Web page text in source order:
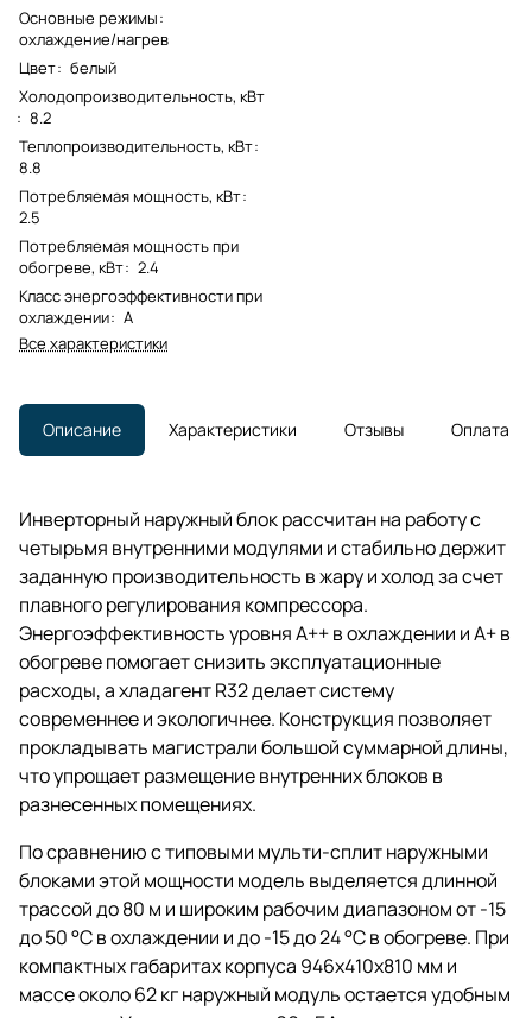
Основные режимы:
охлаждение/нагрев
Цвет: белый
Холодопроизводительность, кВт
: 8.2
Теплопроизводительность, кВт:
8.8
Потребляемая мощность, кВт:
2.5
Потребляемая мощность при
обогреве, кВт: 2.4
Класс энергоэффективности при
охлаждении: A
Все характеристики
Описание Характеристики Отзывы Оплата
Инверторный наружный блок рассчитан на работу с
четырьмя внутренними модулями и стабильно держит
заданную производительность в жару и холод за счет
плавного регулирования компрессора.
Энергоэффективность уровня A++ в охлаждении и A+ в
обогреве помогает снизить эксплуатационные
расходы, а хладагент R32 делает систему
современнее и экологичнее. Конструкция позволяет
прокладывать магистрали большой суммарной длины,
что упрощает размещение внутренних блоков в
разнесенных помещениях.
По сравнению с типовыми мульти-сплит наружными
блоками этой мощности модель выделяется длинной
трассой до 80 м и широким рабочим диапазоном от -15
до 50 °C в охлаждении и до -15 до 24 °C в обогреве. При
компактных габаритах корпуса 946x410x810 мм и
массе около 62 кг наружный модуль остается удобным